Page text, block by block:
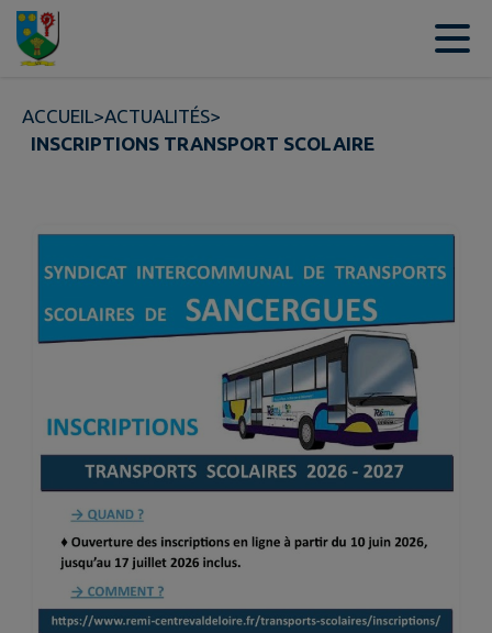
Contenu
ACCUEIL>ACTUALITÉS>
INSCRIPTIONS TRANSPORT SCOLAIRE